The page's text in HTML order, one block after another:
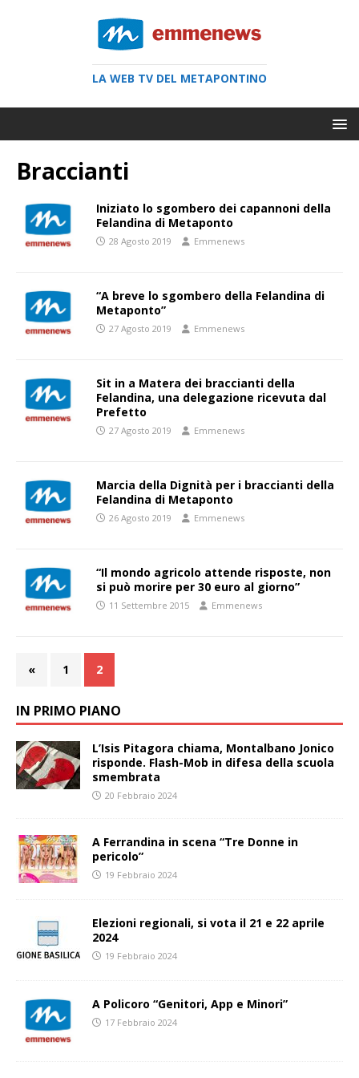
LA WEB TV DEL METAPONTINO
Braccianti
Iniziato lo sgombero dei capannoni della
Felandina di Metaponto
28 Agosto 2019 Emmenews
“A breve lo sgombero della Felandina di
Metaponto”
27 Agosto 2019 Emmenews
Sit in a Matera dei braccianti della
Felandina, una delegazione ricevuta dal
Prefetto
27 Agosto 2019 Emmenews
Marcia della Dignità per i braccianti della
Felandina di Metaponto
26 Agosto 2019 Emmenews
“Il mondo agricolo attende risposte, non
si può morire per 30 euro al giorno”
11 Settembre 2015 Emmenews
« 1 2
IN PRIMO PIANO
L’Isis Pitagora chiama, Montalbano Jonico
risponde. Flash-Mob in difesa della scuola
smembrata
20 Febbraio 2024
A Ferrandina in scena “Tre Donne in
pericolo”
19 Febbraio 2024
Elezioni regionali, si vota il 21 e 22 aprile
2024
19 Febbraio 2024
A Policoro “Genitori, App e Minori”
17 Febbraio 2024